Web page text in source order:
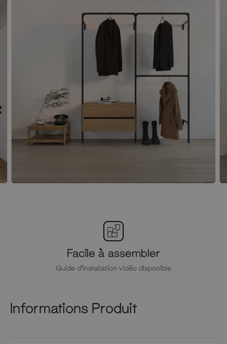
Facile à assembler
Guide d'installation vidéo disponible
Informations Produit